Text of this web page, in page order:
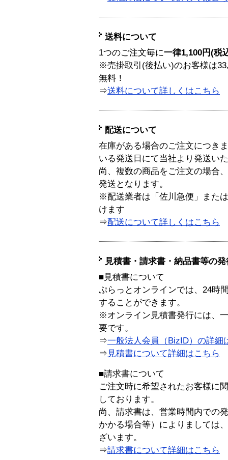
送料について
1つのご注文毎に一律1,100円(税
※売掛取引(後払い)のお客様は
無料！
⇒送料について詳しくはこちら
配送について
在庫がある場合のご注文につき
いる発送日にて当社より発送い
尚、複数の商品をご注文の場合
発送となります。
※配送業者は「佐川急便」また
けます
⇒配送について詳しくはこちら
見積書・請求書・納品書等の
■見積書について
ぷらっとオンラインでは、24時
することができます。
※オンライン見積書発行には、
要です。
⇒一般法人会員（BizID）の詳細
⇒ 見積書について詳細はこちら
■請求書について
ご注文時に希望されたお客様に
しております。
尚、請求書は、営業時間内での
かかる場合等）によりましては
ざいます。
⇒請求書について詳細はこちら